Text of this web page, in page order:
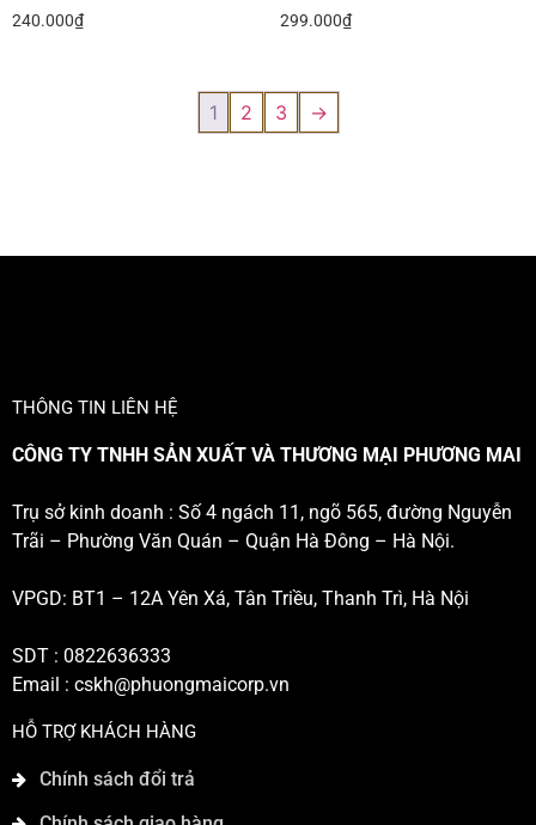
240.000₫ 299.000₫
1 2 3 →
THÔNG TIN LIÊN HỆ
CÔNG TY TNHH SẢN XUẤT VÀ THƯƠNG MẠI PHƯƠNG MAI
Trụ sở kinh doanh : Số 4 ngách 11, ngõ 565, đường Nguyễn
Trãi – Phường Văn Quán – Quận Hà Đông – Hà Nội.
VPGD: BT1 – 12A Yên Xá, Tân Triều, Thanh Trì, Hà Nội
SDT : 0822636333
Email : cskh@phuongmaicorp.vn
HỖ TRỢ KHÁCH HÀNG
Chính sách đổi trả